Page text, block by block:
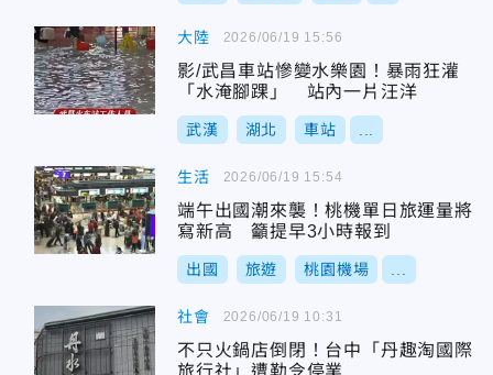
大陸
影/武昌車站慘變水樂園！暴雨狂灌
「水淹腳踝」 站內一片汪洋
武漢 湖北 車站
2026/06/19 15:56
生活
端午出國潮來襲！桃機單日旅運量將
寫新高 籲提早3小時報到
出國 旅遊 桃園機場
2026/06/19 15:54
社會
不只火鍋店倒閉！台中「丹趣淘國際
旅行社」遭勒令停業
2026/06/19 10:31